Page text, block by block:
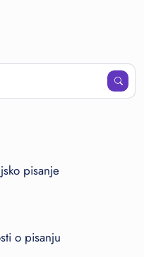
pisanje
o pisanju